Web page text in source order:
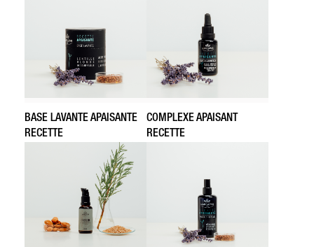
BASE LAVANTE APAISANTE
RECETTE
COMPLEXE APAISANT
RECETTE